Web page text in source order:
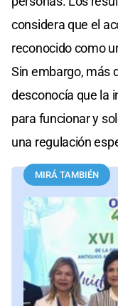
considera que el
reconocido como
Sin embargo, más
desconocía que la
para funcionar y
una regulación
MIRÁ TAMBIÉN